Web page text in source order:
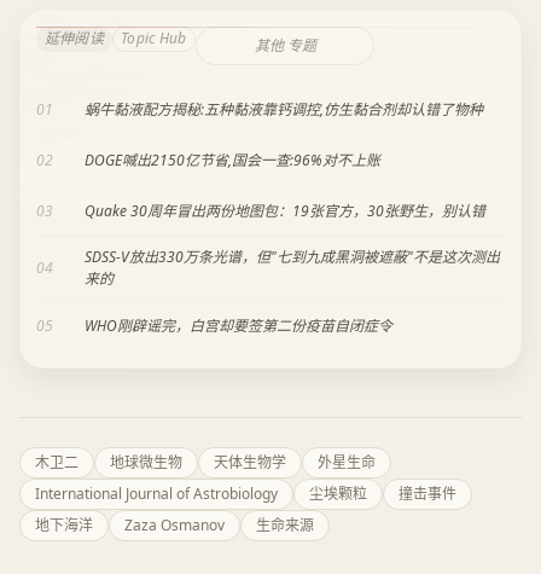
延伸阅读 Topic Hub 其他 专题
01 蜗牛黏液配方揭秘:五种黏液靠钙调控,仿生黏合剂却认错了物种
02 DOGE喊出2150亿节省,国会一查:96%对不上账
03 Quake 30周年冒出两份地图包：19张官方，30张野生，别认错
04
SDSS-V放出330万条光谱，但"七到九成黑洞被遮蔽"不是这次测出
来的
05 WHO刚辟谣完，白宫却要签第二份疫苗自闭症令
木卫二 地球微生物 天体生物学
外星生命
International Journal of Astrobiology
尘埃颗粒
撞击事件
地下海洋
Zaza Osmanov 生命来源